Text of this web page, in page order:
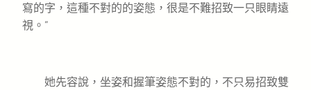
寫的字，這種不對的的姿態，很是不難招致一只眼睛遠
視。”
她先容說，坐姿和握筆姿態不對的，不只易招致雙